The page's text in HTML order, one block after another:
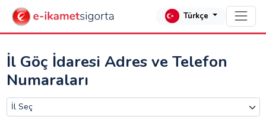
Türkçe
İl Göç İdaresi Adres ve Telefon
Numaraları